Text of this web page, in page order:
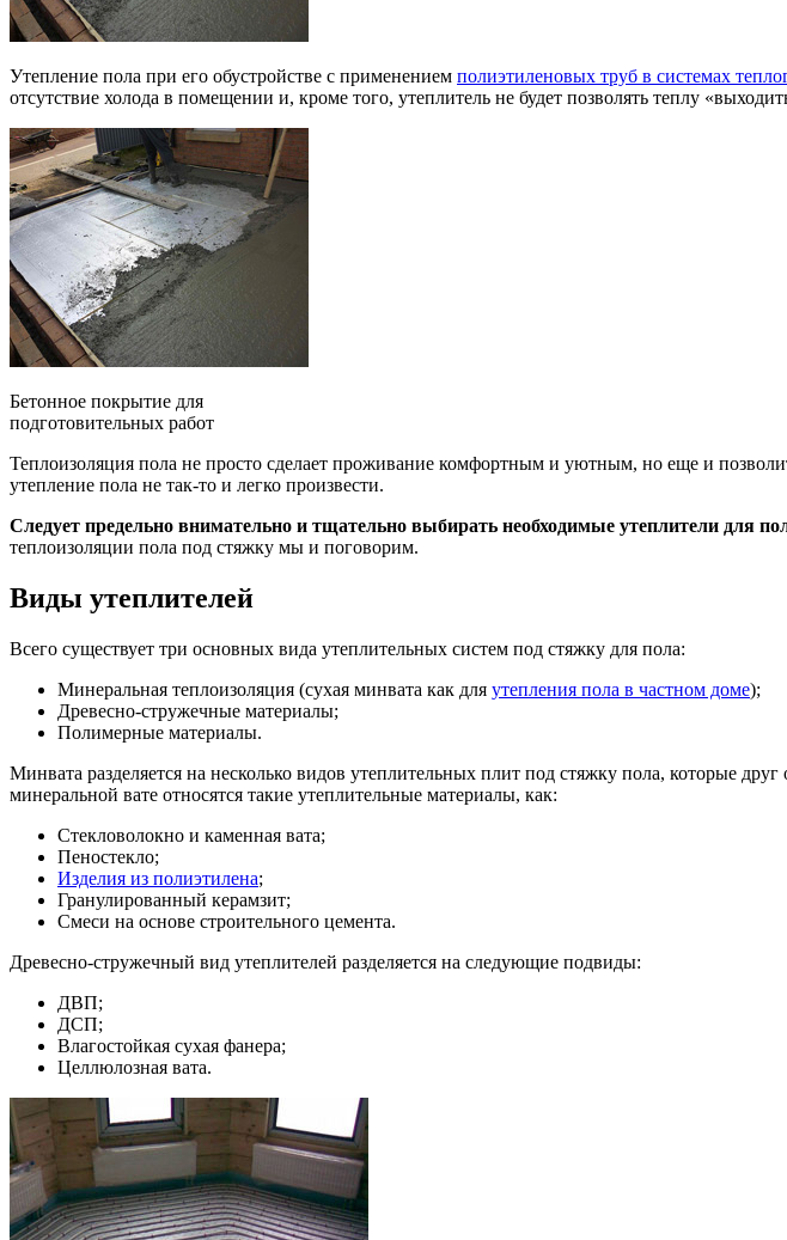
Утепление пола при его обустройстве с применением полиэтиленовых труб в системах
отсутствие холода в помещении и, кроме того, утеплитель не будет позволять теплу
Бетонное покрытие для
подготовительных работ
Теплоизоляция пола не просто сделает проживание комфортным и уютным, но еще и
утепление пола не так-то и легко произвести.
Следует предельно внимательно и тщательно выбирать необходимые утеплители для
теплоизоляции пола под стяжку мы и поговорим.
Виды утеплителей
Всего существует три основных вида утеплительных систем под стяжку для пола:
Минеральная теплоизоляция (сухая минвата как для утепления пола в частном доме);
Древесно-стружечные материалы;
Полимерные материалы.
Минвата разделяется на несколько видов утеплительных плит под стяжку пола, которые
минеральной вате относятся такие утеплительные материалы, как:
Стекловолокно и каменная вата;
Пеностекло;
Изделия из полиэтилена;
Гранулированный керамзит;
Смеси на основе строительного цемента.
Древесно-стружечный вид утеплителей разделяется на следующие подвиды:
ДВП;
ДСП;
Влагостойкая сухая фанера;
Целлюлозная вата.